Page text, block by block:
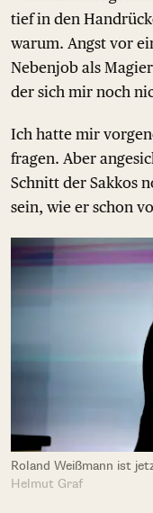
tief in den
warum. Angst vor
Nebenjob als
der sich mir noch
Ich hatte mir
fragen. Aber
Schnitt der Sakkos
sein, wie er schon
Roland Weißmann ist
Helmut Graf